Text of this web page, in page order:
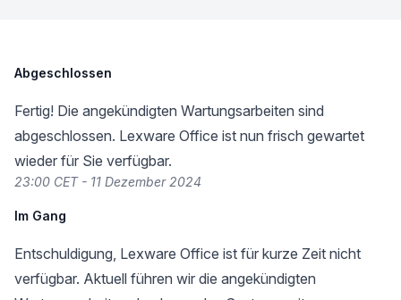
Abgeschlossen
Fertig! Die angekündigten Wartungsarbeiten sind
abgeschlossen. Lexware Office ist nun frisch gewartet
wieder für Sie verfügbar.
23:00 CET - 11 Dezember 2024
Im Gang
Entschuldigung, Lexware Office ist für kurze Zeit nicht
verfügbar. Aktuell führen wir die angekündigten